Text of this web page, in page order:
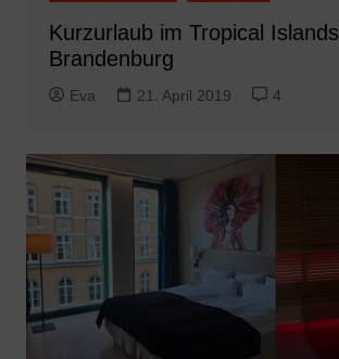
Kurzurlaub im Tropical Islands
Brandenburg
Eva 21. April 2019 4